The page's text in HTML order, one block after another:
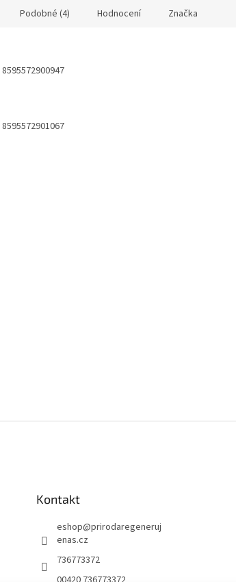
Podobné (4) Hodnocení Značka
8595572900947
8595572901067
Kontakt
eshop@prirodaregeneruj
enas.cz
736773372